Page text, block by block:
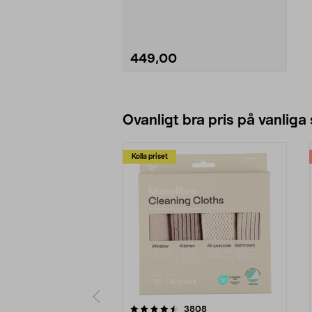
449,00
Ovanligt bra pris på vanliga
Kolla priset
3808recensioner
4.0av 5 stjärnor